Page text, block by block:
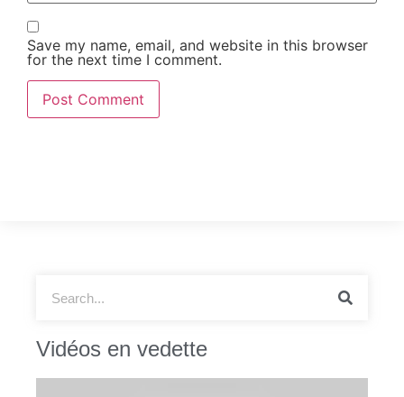
Save my name, email, and website in this browser
for the next time I comment.
Vidéos en vedette